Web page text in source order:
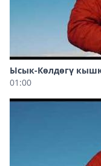
Ысык-Көлдөгү
01:00